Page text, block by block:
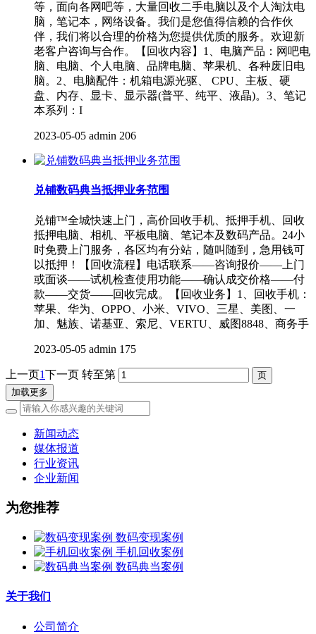
等，面向各网吧等，大量回收二手电脑以及个人淘汰电
脑，笔记本，网络设备。我们是您值得信赖的合作伙
伴，我们将以合理的价格为您提供优质的服务。欢迎新
老客户咨询与合作。【回收内容】1、电脑产品：网吧电
脑、电脑、个人电脑、品牌电脑、苹果机、各种废旧电
脑。2、电脑配件：机箱电源光驱、 CPU、主板、硬
盘、内存、显卡、显示器(普平、纯平、液晶)。3、笔记
本系列：I
2023-05-05 admin 206
兑铺数码典当抵押业务范围
兑铺™全城快速上门，高价回收手机、抵押手机、回收
抵押电脑、相机、平板电脑、笔记本及数码产品。24小
时免费上门服务，各区均有分站，随叫随到，急用钱可
以抵押！【回收流程】电话联系——咨询报价——上门
或面谈——试机检查使用功能——确认成交价格——付
款——交货——回收完成。【回收业务】1、回收手机：
苹果、华为、OPPO、小米、VIVO、三星、美图、一
加、魅族、诺基亚、索尼、VERTU、威图8848、商务手
2023-05-05 admin 175
上一页1下一页 转至第
加载更多
新闻动态
媒体报道
行业资讯
企业新闻
为您推荐
数码变现案例
手机回收案例
数码典当案例
关于我们
公司简介